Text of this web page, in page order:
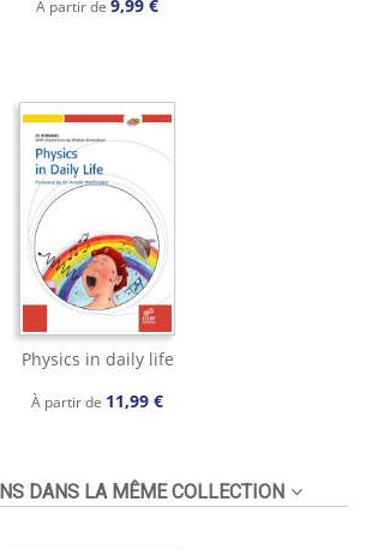
À partir de 9,99 €
Physics in daily life
À partir de 11,99 €
DANS LA MÊME COLLECTION